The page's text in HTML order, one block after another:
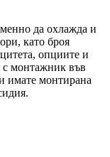
да охлажда и
като броя
опциите и
с монтажник във
имате монтирана